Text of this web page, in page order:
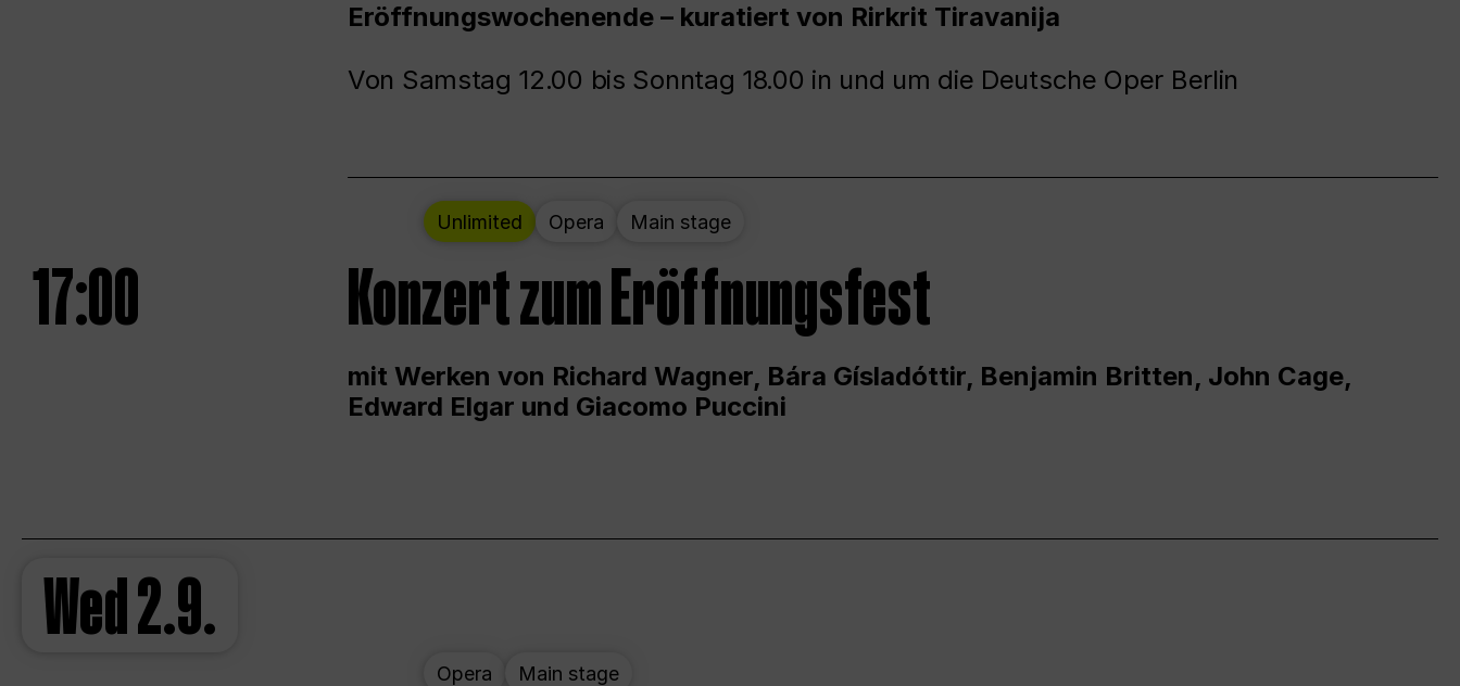
Eröffnungswochenende – kuratiert von Rirkrit Tiravanija
Von Samstag 12.00 bis Sonntag 18.00 in und um die Deutsche Oper Berlin
Unlimited Opera Main stage
17:00 Konzert zum Eröffnungsfest
mit Werken von Richard Wagner, Bára Gísladóttir, Benjamin Britten, John Cage,
Edward Elgar und Giacomo Puccini
Wed2.9.
Opera Main stage